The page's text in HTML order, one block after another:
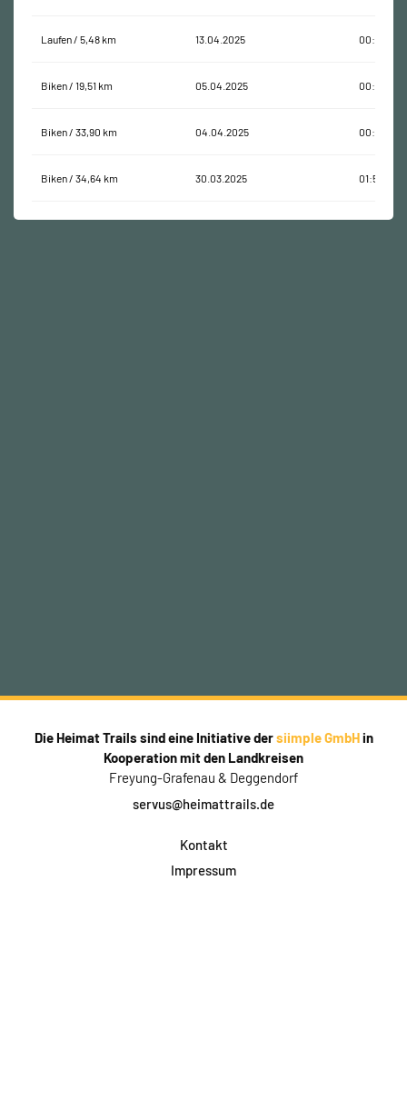
Laufen / 5,48 km 13.04.2025 00:30:32
Biken / 19,51 km 05.04.2025 00:51:21
Biken / 33,90 km 04.04.2025 00:00:05
Biken / 34,64 km 30.03.2025 01:58:13
Die Heimat Trails sind eine Initiative dersiimple GmbHin
Kooperation mit den Landkreisen
Freyung-Grafenau & Deggendorf
servus@heimattrails.de
Kontakt
Impressum